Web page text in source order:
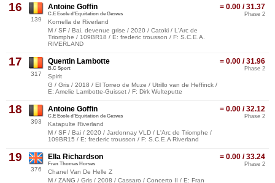
16
139
= 0.00 / 31.37
Phase 2
Antoine Goffin
C.E Ecole d'Equitation de Gesves
Kornella de Riverland
M / SF / Bai, devenue grise / 2020 / Catoki / L'Arc de
Triomphe / 109BR18 / E: frederic trousson / F: S.C.E.A.
RIVERLAND
17
317
= 0.00 / 31.96
Phase 2
Quentin Lambotte
B.C Sport
Spirit
G / Gris / 2018 / El Torreo de Muze / Utrillo van de Heffinck /
E: Amelie Lambotte-Guisset / F: Dirk Wulteputte
18
393
= 0.00 / 32.12
Phase 2
Antoine Goffin
C.E Ecole d'Equitation de Gesves
Katapulte Riverland
M / SF / Bai / 2020 / Jardonnay VLD / L'Arc de Triomphe /
109BR15 / E: frederic trousson / F: S.C.E.A Riverland
19
376
= 0.00 / 33.24
Phase 2
Ella Richardson
Fran Thomas Horses
Chanel Van De Helle Z
M / ZANG / Gris / 2008 / Cassaro / Concerto II / E: Fran